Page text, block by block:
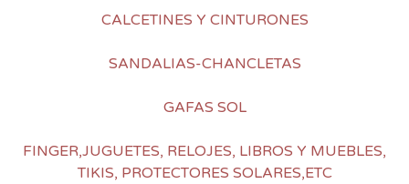
CALCETINES Y CINTURONES
SANDALIAS-CHANCLETAS
GAFAS SOL
FINGER,JUGUETES, RELOJES, LIBROS Y MUEBLES,
TIKIS, PROTECTORES SOLARES,ETC